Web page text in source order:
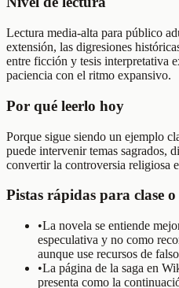
Lectura media-alta para público
extensión, las digresiones
entre ficción y tesis interpretativa
paciencia con el ritmo expansivo.
Por qué leerlo hoy
Porque sigue siendo un ejemplo
puede intervenir temas sagrados,
convertir la controversia religiosa
Pistas rápidas para clase o
•La novela se entiende
especulativa y no como
aunque use recursos de
•La página de la saga en
presenta como la